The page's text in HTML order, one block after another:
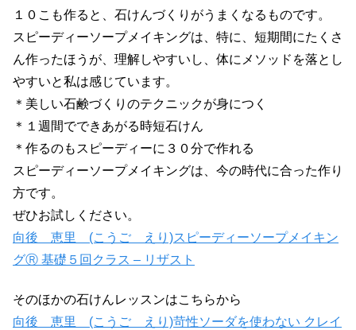
１０こも作ると、石けんづくりがうまくなるものです。
スピーディーソープメイキングは、特に、短期間にたくさ
ん作ったほうが、理解しやすいし、体にメソッドを落とし
やすいと私は感じています。
＊美しい石鹸づくりのテクニックが身につく
＊１週間でできあがる時短石けん
＊作るのもスピーディーに３０分で作れる
スピーディーソープメイキングは、今の時代に合った作り
方です。
ぜひお試しください。
向後 恵里 (こうご えり)スピーディーソープメイキン
グⓇ 基礎５回クラス – リザスト
そのほかの石けんレッスンはこちらから
向後 恵里 (こうご えり)苛性ソーダを使わない クレイ